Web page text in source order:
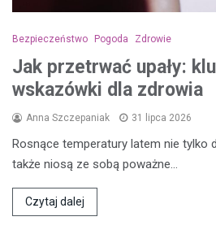
Bezpieczeństwo Pogoda Zdrowie
Jak przetrwać upały:
wskazówki dla zdrowia
Anna Szczepaniak 31 lipca 2026
Rosnące temperatury latem nie tylko
także niosą ze sobą poważne…
Czytaj dalej